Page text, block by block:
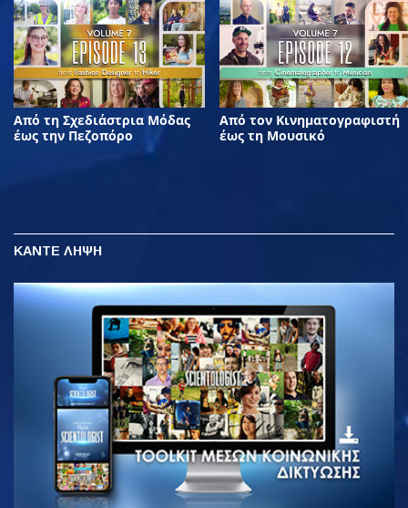
Από τη Σχεδιάστρια Μόδας
έως την Πεζοπόρο
Από τον Κινηματογραφιστή
έως τη Μουσικό
ΚΑΝΤΕ ΛΗΨΗ